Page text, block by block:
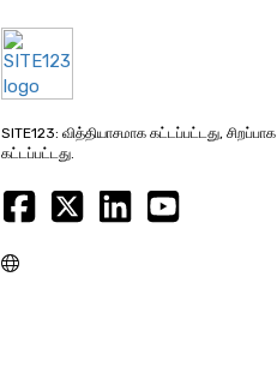
SITE123: வித்தியாசமாக கட்டப்பட்டது, சிறப்பாக
கட்டப்பட்டது.